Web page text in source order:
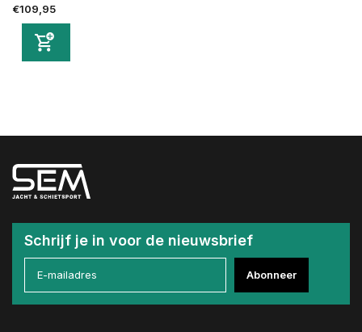
€109,95
Schrijf je in voor de nieuwsbrief
Abonneer